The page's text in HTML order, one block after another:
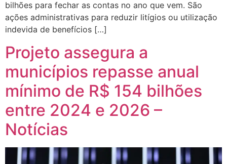
bilhões para fechar as contas no ano que vem. São
ações administrativas para reduzir litígios ou utilização
indevida de benefícios […]
Projeto assegura a
municípios repasse anual
mínimo de R$ 154 bilhões
entre 2024 e 2026 –
Notícias